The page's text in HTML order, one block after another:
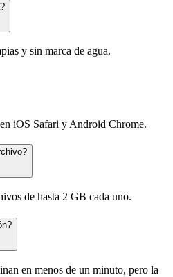
y sin marca de agua.
iOS Safari y Android Chrome.
de hasta 2 GB cada uno.
en menos de un minuto, pero la